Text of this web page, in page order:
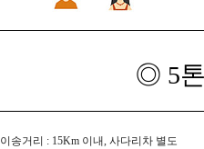
◎ 5
이송거리 : 15Km 이내, 사다리차 별도